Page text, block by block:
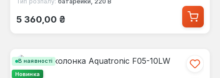
Звичайна ціна:
5 360,00 ₴
В наявності
Новинка